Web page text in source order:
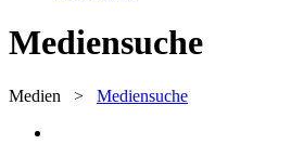
Mediensuche
Medien > Mediensuche